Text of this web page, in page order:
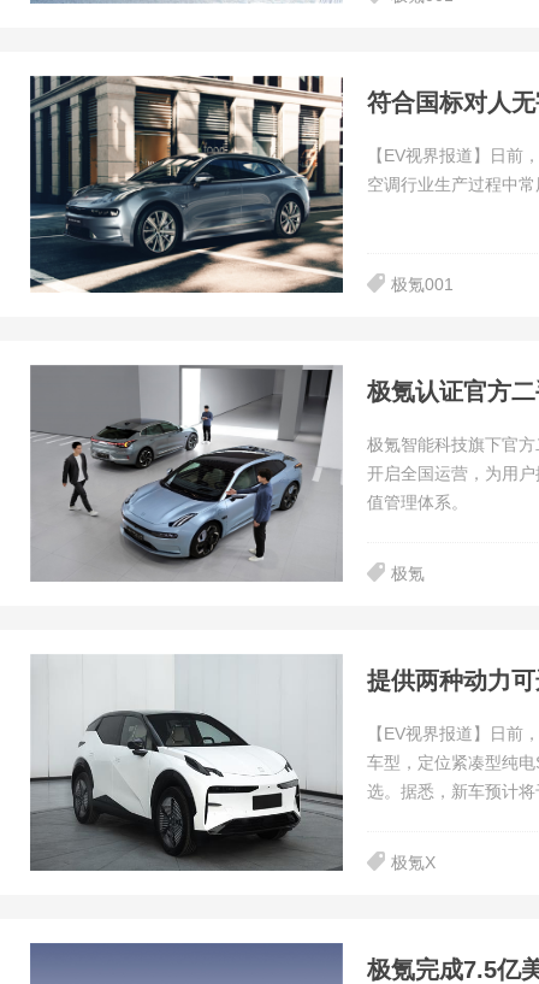
符合国标对人
【EV视界报道】日前
空调行业生产过程中
极氪001
极氪认证官方
极氪智能科技旗下官
开启全国运营，为用
值管理体系。
极氪
提供两种动力
【EV视界报道】日前
车型，定位紧凑型纯
选。据悉，新车预计
极氪X
极氪完成7.5亿